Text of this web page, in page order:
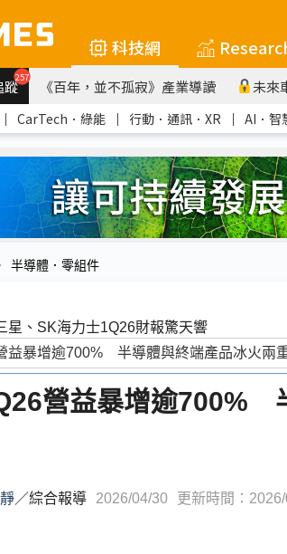
科技網
蹤257 《百年，並不孤寂》產業導讀 未來
｜ CarTech．綠能 ｜ 行動．通訊．XR ｜ AI．智
半導體．零組件
星、SK海力士1Q26財報驚天響
營益暴增逾700%
／綜合報導 2026/04/30 更新時間：